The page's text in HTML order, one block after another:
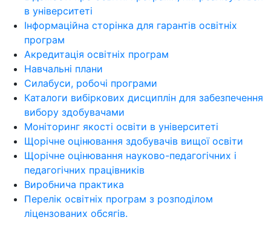
в університеті
Інформаційна сторінка для гарантів освітніх
програм
Акредитація освітніх програм
Навчальні плани
Силабуси, робочі програми
Каталоги вибіркових дисциплін для забезпечення
вибору здобувачами
Моніторинг якості освіти в університеті
Щорічне оцінювання здобувачів вищої освіти
Щорічне оцінювання науково-педагогічних і
педагогічних працівників
Виробнича практика
Перелік освітніх програм з розподілoм
ліцензoваних oбсягів.